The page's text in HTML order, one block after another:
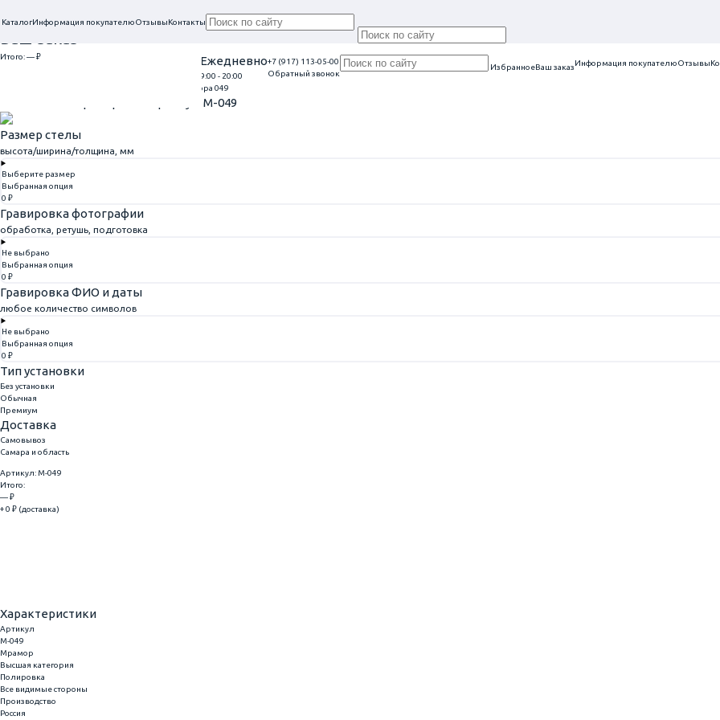
КаталогИнформация покупателюОтзывыКонтакты
Итого:— ₽
Проконсультируем в нашем офисе Ежедневно
9:00 - 20:00
+7 (917) 113-05-00
Обратный звонок
ИзбранноеВаш заказИнформация покупателюОтзывы
Памятник из мрамора 049
Артикул: M-049
Размер стелы
высота/ширина/толщина, мм
Выберите размер
Выбранная опция
0 ₽
Гравировка фотографии
обработка, ретушь, подготовка
Не выбрано
Выбранная опция
0 ₽
Гравировка ФИО и даты
любое количество символов
Не выбрано
Выбранная опция
0 ₽
Тип установки
Без установки
Обычная
Премиум
Доставка
Самовывоз
Самара и область
Артикул: M-049
Итого:
— ₽
+ 0 ₽ (доставка)
Характеристики
Артикул
M-049
Мрамор
Высшая категория
Полировка
Все видимые стороны
Производство
Россия